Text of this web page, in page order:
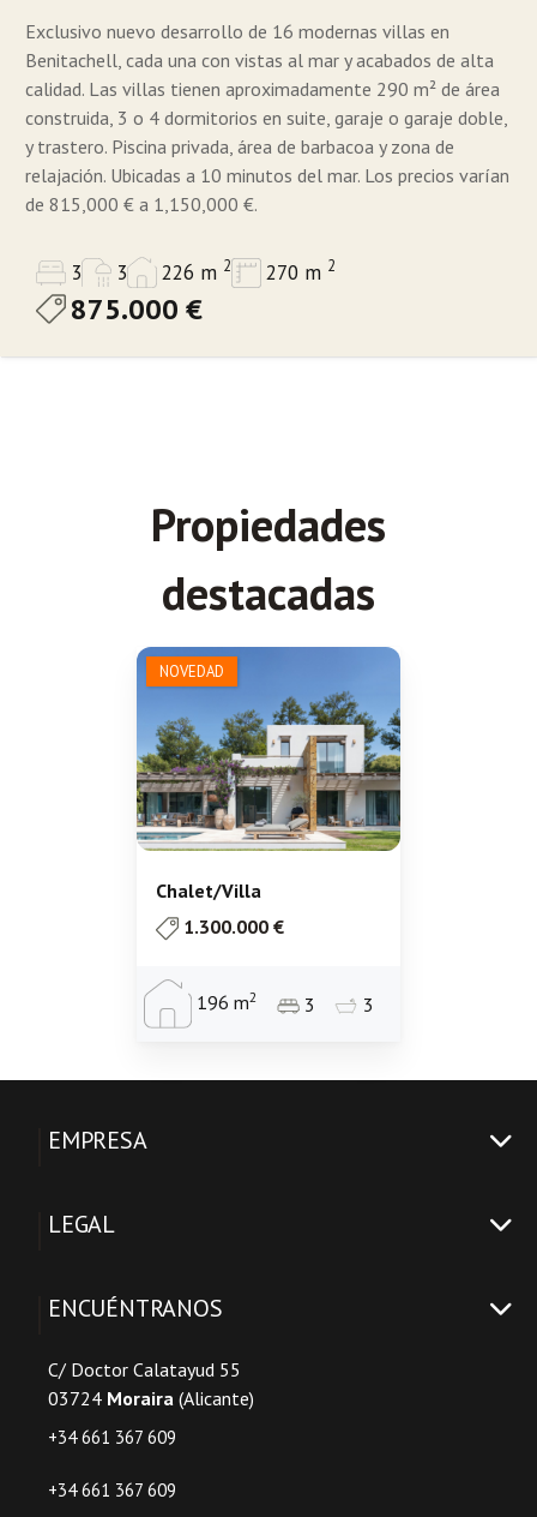
Exclusivo nuevo desarrollo de 16 modernas villas en
Benitachell, cada una con vistas al mar y acabados de alta
calidad. Las villas tienen aproximadamente 290 m² de área
construida, 3 o 4 dormitorios en suite, garaje o garaje doble,
y trastero. Piscina privada, área de barbacoa y zona de
relajación. Ubicadas a 10 minutos del mar. Los precios varían
de 815,000 € a 1,150,000 €.
3 3 226 m 2 270 m 2
875.000 €
Propiedades
destacadas
NOVEDAD
Chalet/Villa
1.300.000 €
196 m2 3 3
EMPRESA
LEGAL
ENCUÉNTRANOS
C/ Doctor Calatayud 55
03724 Moraira (Alicante)
+34 661 367 609
+34 661 367 609